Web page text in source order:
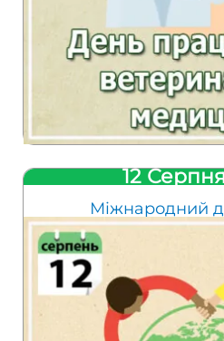
12
Міжнародний